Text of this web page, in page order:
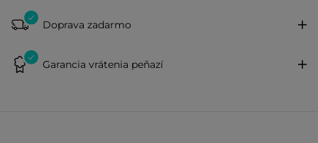
Doprava zadarmo
Garancia vrátenia peňazí